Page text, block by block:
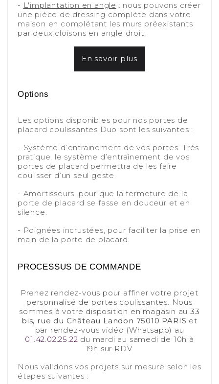
- L'implantation en angle : nous pouvons créer
une pièce de dressing complète dans votre
maison en complétant les murs préexistants
par deux cloisons en angle droit.
En savoir plus
Options
Les options disponibles pour nos portes de
placard coulissantes Duo sont les suivantes :
- Système d’entrainement de vos portes. Très
pratique, le système d’entraînement de vos
portes de placard permettra de les faire
coulisser d’un seul geste.
- Amortisseurs, pour que la fermeture de la
porte de placard se fasse en douceur et en
silence.
- Poignées incrustées, pour faciliter la prise en
main de la porte de placard.
PROCESSUS DE COMMANDE
Prenez rendez-vous pour affiner votre projet
personnalisé de portes coulissantes. Nous
sommes à votre disposition en magasin au33
bis, rue du Château Landon 75010 PARIS et
par rendez-vous vidéo (Whatsapp) au
01.42.02.25.22 du mardi au samedi de 10h à
19h sur RDV.
Nous validons vos projets sur mesure selon les
étapes suivantes :